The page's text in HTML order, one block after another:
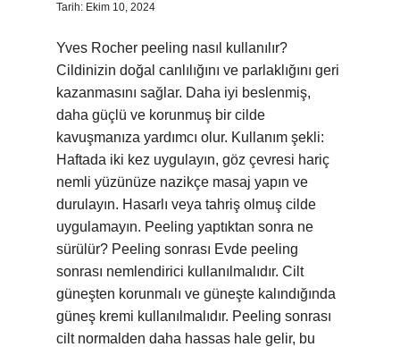
Tarih: Ekim 10, 2024
Yves Rocher peeling nasıl kullanılır?
Cildinizin doğal canlılığını ve parlaklığını geri
kazanmasını sağlar. Daha iyi beslenmiş,
daha güçlü ve korunmuş bir cilde
kavuşmanıza yardımcı olur. Kullanım şekli:
Haftada iki kez uygulayın, göz çevresi hariç
nemli yüzünüze nazikçe masaj yapın ve
durulayın. Hasarlı veya tahriş olmuş cilde
uygulamayın. Peeling yaptıktan sonra ne
sürülür? Peeling sonrası Evde peeling
sonrası nemlendirici kullanılmalıdır. Cilt
güneşten korunmalı ve güneşte kalındığında
güneş kremi kullanılmalıdır. Peeling sonrası
cilt normalden daha hassas hale gelir, bu